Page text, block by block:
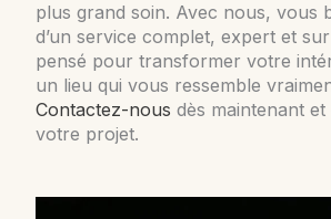
plus grand soin. Avec nous, vous
d’un service complet, expert et
pensé pour transformer votre
un lieu qui vous ressemble
Contactez-nous dès maintenant
votre projet.